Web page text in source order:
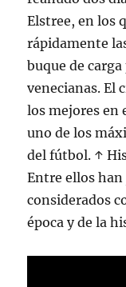
Elstree, en los
rápidamente
buque de
venecianas. El
los mejores en
uno de los
del fútbol. ↑
Entre ellos
considerados
época y de la